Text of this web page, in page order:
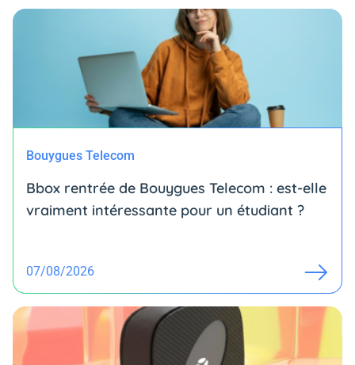
Bouygues Telecom
Bbox rentrée de Bouygues Telecom : est-elle
vraiment intéressante pour un étudiant ?
07/08/2026